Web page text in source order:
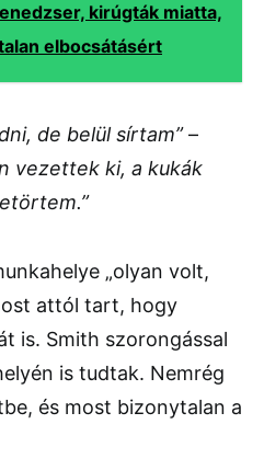
kirúgták miatta,
elbocsátásért
de belül sírtam”–
vezettek ki, a kukák
„olyan volt,
attól tart, hogy
is. Smith szorongással
is tudtak. Nemrég
és most bizonytalan a